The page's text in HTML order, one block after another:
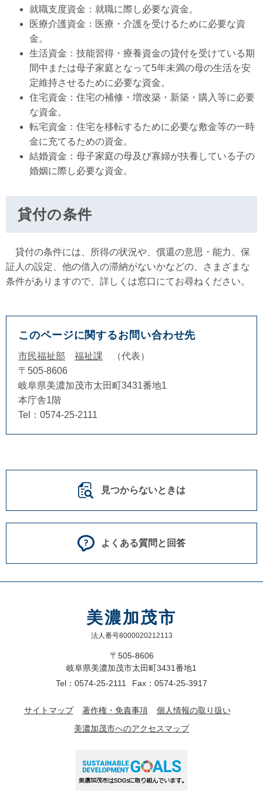
就職支度資金：就職に際し必要な資金。
医療介護資金：医療・介護を受けるために必要な資
金。
生活資金：技能習得・療養資金の貸付を受けている期
間中または母子家庭となって5年未満の母の生活を安
定維持させるために必要な資金。
住宅資金：住宅の補修・増改築・新築・購入等に必要
な資金。
転宅資金：住宅を移転するために必要な敷金等の一時
金に充てるための資金。
結婚資金：母子家庭の母及び寡婦が扶養している子の
婚姻に際し必要な資金。
貸付の条件
貸付の条件には、所得の状況や、償還の意思・能力、保
証人の設定、他の借入の滞納がないかなどの、さまざまな
条件がありますので、詳しくは窓口にてお尋ねください。
このページに関するお問い合わせ先
市民福祉部 福祉課
代表
〒505-8606
岐阜県美濃加茂市太田町3431番地1
本庁舎1階
Tel：0574-25-2111
見つからないときは
よくある質問と回答
美濃加茂市
法人番号8000020212113
〒505-8606
岐阜県美濃加茂市太田町3431番地1
Tel：0574-25-2111
Fax：0574-25-3917
サイトマップ 著作権・免責事項
個人情報の取り扱い
美濃加茂市へのアクセスマップ